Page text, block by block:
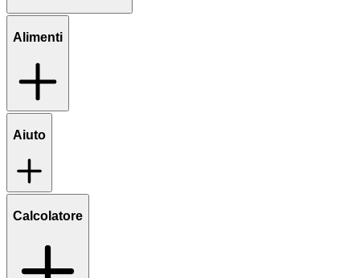
Alimenti
Aiuto
Calcolatore